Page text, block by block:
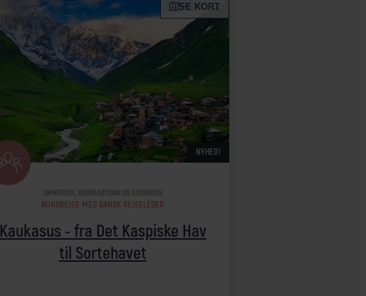
SE KORT
NYHED!
Kaukasus - fra Det Kaspiske Hav
til Sortehavet
ARMENIEN, ASERBAJDSJAN OG GEORGIEN
RUNDREJSE MED DANSK REJSELEDER